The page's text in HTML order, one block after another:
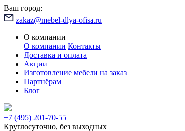
Ваш город:
zakaz@mebel-dlya-ofisa.ru
О компании
О компании Контакты
Доставка и оплата
Акции
Изготовление мебели на заказ
Партнёрам
Блог
+7 (495) 201-70-55
Круглосуточно, без выходных